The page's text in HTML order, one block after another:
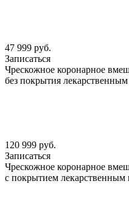
47 999 руб.
Записаться
Чрескожное коронарное
без покрытия
120 999 руб.
Записаться
Чрескожное коронарное
с покрытием лекарственным